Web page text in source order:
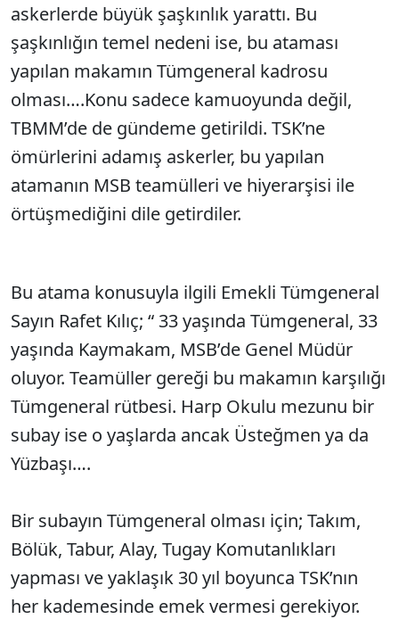
askerlerde büyük şaşkınlık yarattı. Bu
şaşkınlığın temel nedeni ise, bu ataması
yapılan makamın Tümgeneral kadrosu
olması….Konu sadece kamuoyunda değil,
TBMM’de de gündeme getirildi. TSK’ne
ömürlerini adamış askerler, bu yapılan
atamanın MSB teamülleri ve hiyerarşisi ile
örtüşmediğini dile getirdiler.
Bu atama konusuyla ilgili Emekli Tümgeneral
Sayın Rafet Kılıç; “ 33 yaşında Tümgeneral, 33
yaşında Kaymakam, MSB’de Genel Müdür
oluyor. Teamüller gereği bu makamın karşılığı
Tümgeneral rütbesi. Harp Okulu mezunu bir
subay ise o yaşlarda ancak Üsteğmen ya da
Yüzbaşı….
Bir subayın Tümgeneral olması için; Takım,
Bölük, Tabur, Alay, Tugay Komutanlıkları
yapması ve yaklaşık 30 yıl boyunca TSK’nın
her kademesinde emek vermesi gerekiyor.